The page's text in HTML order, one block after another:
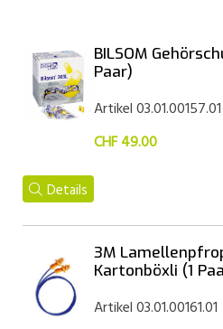
BILSOM
Paar)
Artikel 03.01.00157.01
CHF 49.00
Details
3M
Kartonböxli (1
Artikel 03.01.00161.01